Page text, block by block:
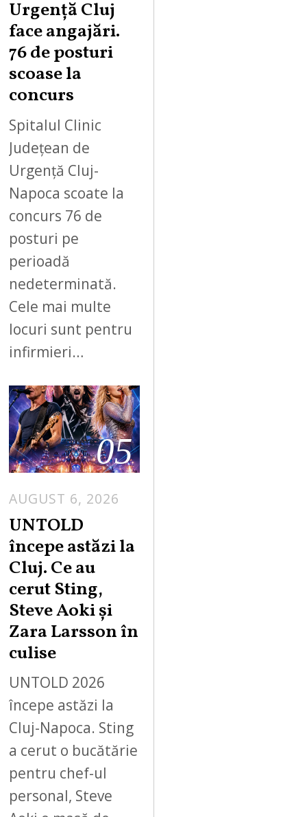
Urgență Cluj
face angajări.
76 de posturi
scoase la
concurs
Spitalul Clinic
Județean de
Urgență Cluj-
Napoca scoate la
concurs 76 de
posturi pe
perioadă
nedeterminată.
Cele mai multe
locuri sunt pentru
infirmieri…
05
AUGUST 6, 2026
UNTOLD
începe astăzi la
Cluj. Ce au
cerut Sting,
Steve Aoki și
Zara Larsson în
culise
UNTOLD 2026
începe astăzi la
Cluj-Napoca. Sting
a cerut o bucătărie
pentru chef-ul
personal, Steve